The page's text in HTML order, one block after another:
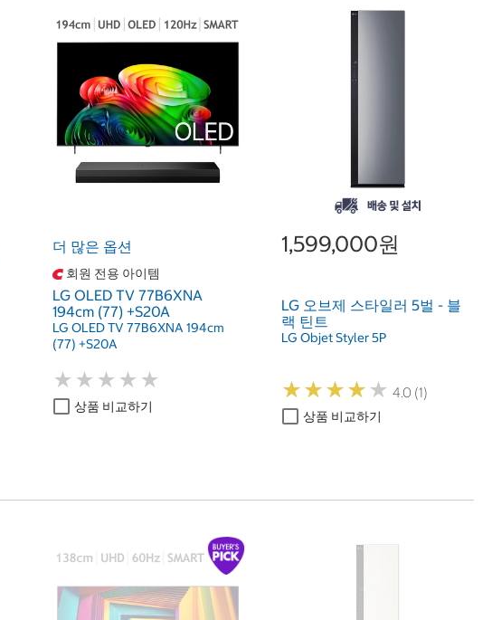
더 많은 옵션
회원 전용 아이템
LG OLED TV 77B6XNA
194cm (77) +S20A
LG OLED TV 77B6XNA 194cm
(77) +S20A
★ ★ ★ ★ ★
★ ★ ★ ★ ★
상품 비교하기
1,599,000원
LG 오브제 스타일러 5벌 - 블
랙 틴트
LG Objet Styler 5P
★★★★ ★
★★★★ ★ 4.0 (1)
상품 비교하기